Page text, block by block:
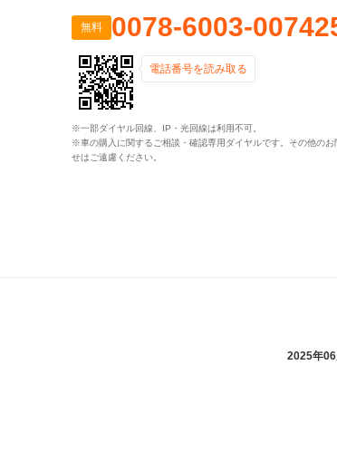
無料 0078-6003-
電話番号を読み取る
※一部ダイヤル回線、IP・光回線は利用不可。
※車の購入に関するご相談・確認専用ダイヤルです。その他のお
せはご遠慮ください。
2025年06